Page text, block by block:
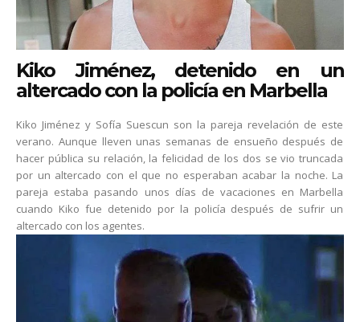
Kiko Jiménez, detenido en un
altercado con la policía en Marbella
Kiko Jiménez y Sofía Suescun son la pareja revelación de este
verano. Aunque lleven unas semanas de ensueño después de
hacer pública su relación, la felicidad de los dos se vio truncada
por un altercado con el que no esperaban acabar la noche. La
pareja estaba pasando unos días de vacaciones en Marbella
cuando Kiko fue detenido por la policía después de sufrir un
altercado con los agentes.